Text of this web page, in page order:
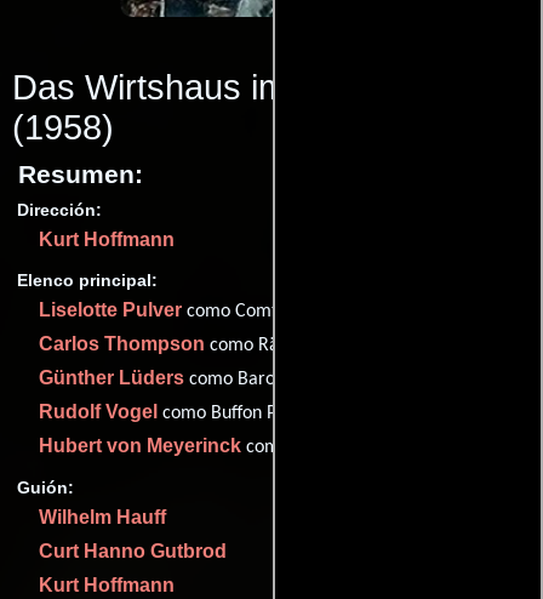
Das Wirtshaus im Spessart
(1958)
Resumen:
Dirección:
Kurt Hoffmann
Elenco principal:
Liselotte Pulver como Comtesse Franziska von Sandau
Carlos Thompson como Räuberhauptmann
Günther Lüders como Baron Sperling
Rudolf Vogel como Buffon Parucchio
Hubert von Meyerinck como Polizeimajor
Guión:
Wilhelm Hauff
Curt Hanno Gutbrod
Kurt Hoffmann